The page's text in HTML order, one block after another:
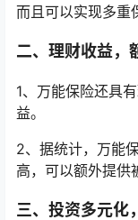
而且可以实现多重
二、理财收益，
1、万能保险还具
益。
2、据统计，万能
高，可以额外提供
三、投资多元化